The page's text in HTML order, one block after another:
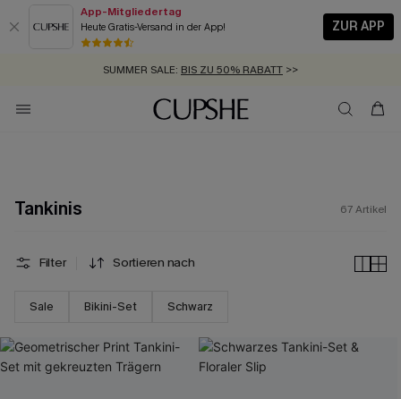
App-Mitgliedertag
Heute Gratis-Versand in der App! ZUR APP
GRATIS MASSBAND MIT JEDEM SCHNELLVERSAND-ARTIKEL >>
SUMMER SALE:
ZUM NEWSLETTER:BIS ZU -20% EXTRA ERHALTEN
KOSTENLOSER VERSAND AB 89 €
Tankinis 67Artikel
Filter Sortieren nach
Sale Bikini-Set Schwarz